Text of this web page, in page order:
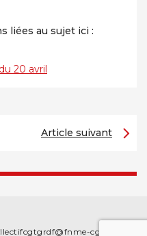
liées au sujet ici :
20 avril
Article suivant
cgt.fr